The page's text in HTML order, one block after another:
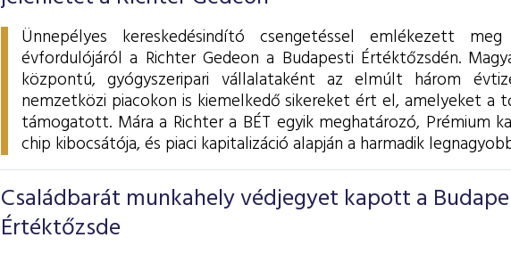
Ünnepélyes kereskedésindító csengetéssel emlékezett
évfordulójáról a Richter Gedeon a Budapesti Értéktőzsdén.
központú, gyógyszeripari vállalataként az elmúlt három
nemzetközi piacokon is kiemelkedő sikereket ért el, amelyeket a
támogatott. Mára a Richter a BÉT egyik meghatározó, Prémium
chip kibocsátója, és piaci kapitalizáció alapján a harmadik
Családbarát munkahely védjegyet kapott a
Értéktőzsde